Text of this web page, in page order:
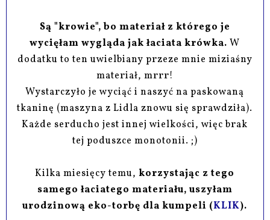
Są "krowie", bo materiał z którego je
wycięłam wygląda jak łaciata krówka. W
dodatku to ten uwielbiany przeze mnie miziaśny
materiał, mrrr!
Wystarczyło je wyciąć i naszyć na paskowaną
tkaninę (maszyna z Lidla znowu się sprawdziła).
Każde serducho jest innej wielkości, więc brak
tej poduszce monotonii. ;)
Kilka miesięcy temu,korzystając z tego
samego łaciatego materiału, uszyłam
urodzinową eko-torbę dla kumpeli (KLIK).